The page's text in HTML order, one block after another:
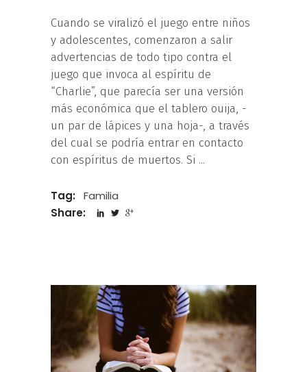
Cuando se viralizó el juego entre niños
y adolescentes, comenzaron a salir
advertencias de todo tipo contra el
juego que invoca al espíritu de
“Charlie”, que parecía ser una versión
más económica que el tablero ouija, -
un par de lápices y una hoja-, a través
del cual se podría entrar en contacto
con espíritus de muertos. Si
Tag:
Familia
Share: